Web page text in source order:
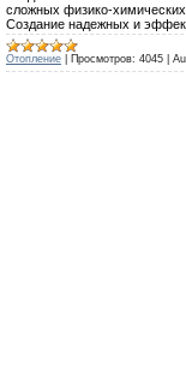
сложных физико-
Создание надежных и
Отопление| Просмотров: 4045|